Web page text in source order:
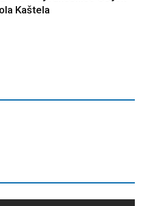
Kaštela